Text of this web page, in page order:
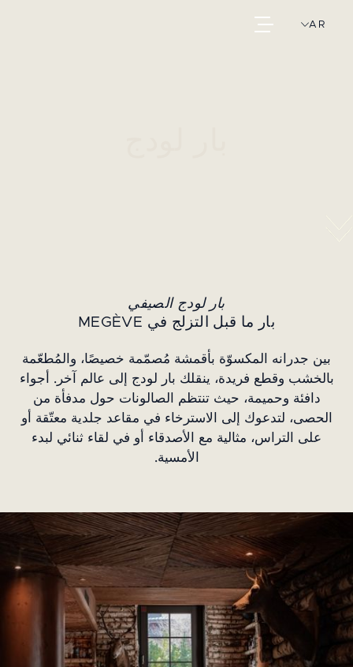
AR
بار لودج الصيفي
بار ما قبل التزلج في MEGÈVE
بين جدرانه المكسوّة بأقمشة مُصمّمة خصيصًا، والمُطعّمة
بالخشب وقطع فريدة، ينقلك بار لودج إلى عالم آخر. أجواء
دافئة وحميمة، حيث تنتظم الصالونات حول مدفأة من
الحصى، لتدعوك إلى الاسترخاء في مقاعد جلدية معتّقة أو
على التراس، مثالية مع الأصدقاء أو في لقاء ثنائي لبدء
الأمسية.